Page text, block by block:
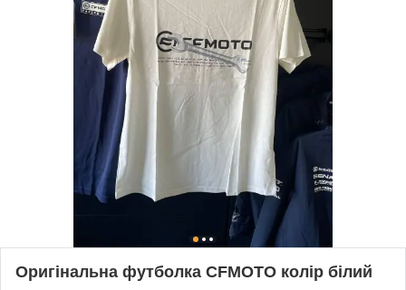
Оригінальна футболка CFMOTO колір білий